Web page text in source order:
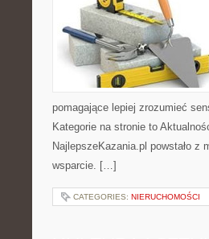
pomagające lepiej zrozumieć
Kategorie na stronie to
NajlepszeKazania.pl powstało
wsparcie. […]
CATEGORIES: NIERUCHOMOŚCI